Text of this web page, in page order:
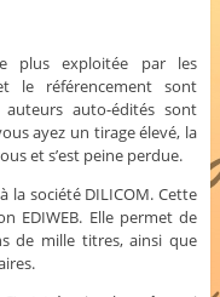
plus exploitée par les
le référencement sont
auto-édités sont
ayez un tirage élevé, la
et s’est peine perdue.
la société DILICOM. Cette
EDIWEB. Elle permet de
de mille titres, ainsi que